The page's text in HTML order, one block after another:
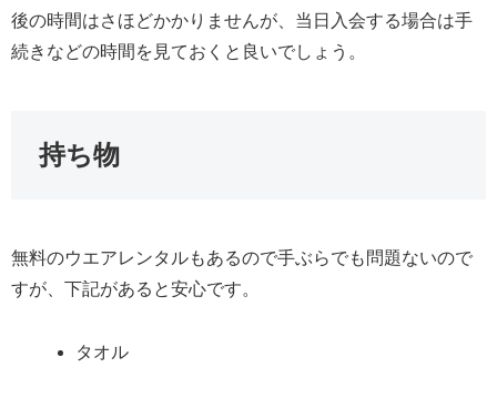
後の時間はさほどかかりませんが、当日入会する場合は手
続きなどの時間を見ておくと良いでしょう。
持ち物
無料のウエアレンタルもあるので手ぶらでも問題ないので
すが、下記があると安心です。
タオル